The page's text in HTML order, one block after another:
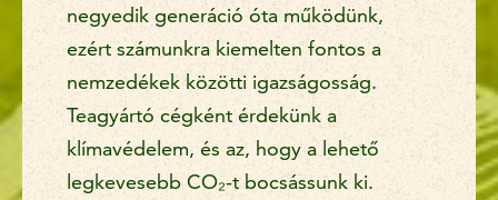
negyedik generáció óta működünk,
ezért számunkra kiemelten fontos a
nemzedékek közötti igazságosság.
Teagyártó cégként érdekünk a
klímavédelem, és az, hogy a lehető
legkevesebb CO₂-t bocsássunk ki.